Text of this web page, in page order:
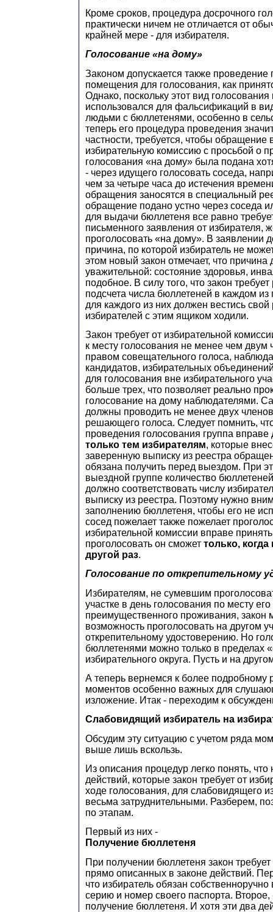
Кроме сроков, процедура досрочного
практически ничем не отличается от
крайней мере - для избирателя.
Голосование «на дому»
Законом допускается также проведение
помещения для голосования, как
Однако, поскольку этот вид
использовался для фальсификаций в
людьми с бюллетенями, особенно в
теперь его процедура проведения
частности, требуется, чтобы обращение
избирательную комиссию с просьбой о
голосования «на дому» была подана
- через идущего голосовать соседа,
чем за четыре часа до истечения
обращения заносятся в специальный
обращение подано устно через соседа
для выдачи бюллетеня все равно
письменного заявления от избирателя,
проголосовать «на дому». В заявлении
причина, по которой избиратель не
этом новый закон отмечает, что
уважительной: состояние здоровья,
подобное. В силу того, что закон требует
подсчета числа бюллетеней в каждом
для каждого из них должен вестись свой
избирателей с этим ящиком ходили.
Закон требует от избирательной
к месту голосования не менее чем двум
правом совещательного голоса,
кандидатов, избирательных
для голосования вне избирательного
больше трех, что позволяет реально
голосование на дому наблюдателями.
должны проводить не менее двух
решающего голоса. Следует помнить,
проведения голосования группа вправе
только тем избирателям, которые
заверенную выписку из реестра
обязана получить перед выездом. При
выездной группе количество
должно соответствовать числу
выписку из реестра. Поэтому нужно
заполнению бюллетеня, чтобы его не
сосед пожелает также пожелает
избирательной комиссии вправе
проголосовать он сможет только,
другой раз.
Голосование по открепительному
Избирателям, не сумевшим
участке в день голосования по месту
преимущественного проживания, закон
возможность проголосовать на другом
открепительному удостоверению. Но
бюллетенями можно только в пределах
избирательного округа. Пусть и на
А теперь вернемся к более подробному
моментов особенно важных для
изложение. Итак - переходим к
Слабовидящий избиратель на
Обсудим эту ситуацию с учетом ряда
выше лишь вскользь.
Из описания процедур легко понять, что
действий, которые закон требует от
ходе голосования, для слабовидящего
весьма затруднительными. Разберем,
по этапам.
Первый из них -
Получение бюллетеня
При получении бюллетеня закон требует
прямо описанных в законе действий.
что избиратель обязан собственноручно
серию и номер своего паспорта. Второе,
получение бюллетеня. И хотя эти два